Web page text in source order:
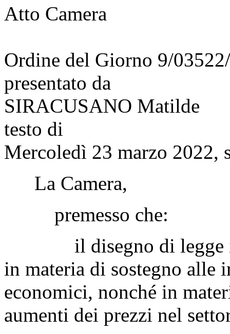
Atto Camera
Ordine del Giorno 9/
presentato da
SIRACUSANO Matilde
testo di
Mercoledì 23 marzo 2022,
La Camera,
premesso che:
il disegno di legge in
in materia di sostegno alle
economici, nonché in
aumenti dei prezzi nel